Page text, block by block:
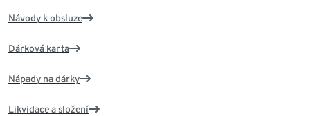
Návody k obsluze
Dárková karta
Nápady na dárky
Likvidace a složení